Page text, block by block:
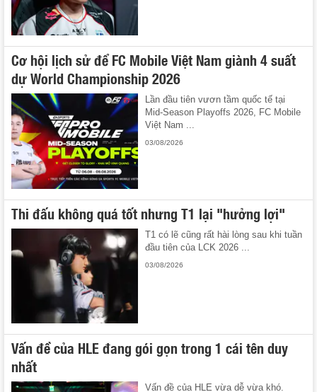
Cơ hội lịch sử để FC Mobile Việt Nam giành 4 suất
dự World Championship 2026
Lần đầu tiên vươn tầm quốc tế tại
Mid-Season Playoffs 2026, FC Mobile
Việt Nam ...
03/08/2026
Thi đấu không quá tốt nhưng T1 lại "hưởng lợi"
T1 có lẽ cũng rất hài lòng sau khi tuần
đầu tiên của LCK 2026 ...
03/08/2026
Vấn đề của HLE đang gói gọn trong 1 cái tên duy
nhất
Vấn đề của HLE vừa dễ vừa khó.